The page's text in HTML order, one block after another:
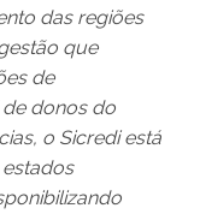
das regiões
que
de
donos do
o Sicredi está